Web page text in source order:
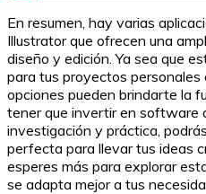
En resumen, hay varias
Illustrator que ofrecen una
diseño y edición. Ya sea que
para tus proyectos personales
opciones pueden brindarte la
tener que invertir en software
investigación y práctica,
perfecta para llevar tus ideas
esperes más para explorar
se adapta mejor a tus